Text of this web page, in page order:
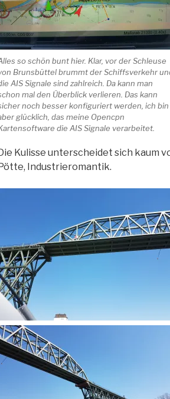
so schön bunt hier. Klar, vor der Schleuse
Brunsbüttel brummt der Schiffsverkehr
AIS Signale sind zahlreich. Da kann man
mal den Überblick verlieren. Das kann
noch besser konfiguriert werden, ich bin
glücklich, das meine Opencpn
die AIS Signale verarbeitet.
Kulisse unterscheidet sich kaum
Industrieromantik.